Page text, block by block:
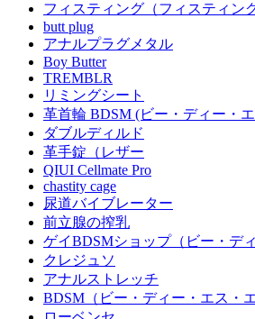
フィスティング（フィスティン
butt plug
アナルプラグメタル
Boy Butter
TREMBLR
リミングシート
革首輪 BDSM (ビー・ディー・
ダブルディルド
革手錠（レザー
QIUI Cellmate Pro
chastity cage
尿道バイブレーター
前立腺の搾乳
ゲイBDSMショップ（ビー・デ
クレジュソ
アナルストレッチ
BDSM（ビー・ディー・エス・